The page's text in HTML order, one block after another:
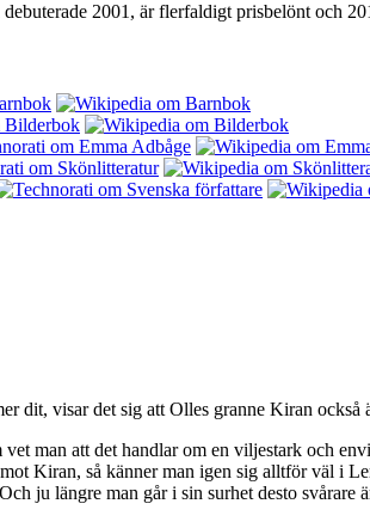
2001, är flerfaldigt prisbelönt och
dit, visar det sig att Olles granne Kiran
man att det handlar om en viljestark och
Kiran, så känner man igen sig alltför väl i
ju längre man går i sin surhet desto